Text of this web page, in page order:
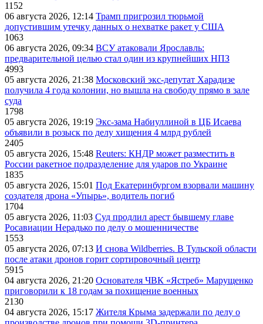
1152
06 августа 2026, 12:14 Трамп пригрозил тюрьмой
допустившим утечку данных о нехватке ракет у США
1063
06 августа 2026, 09:34 ВСУ атаковали Ярославль:
предварительной целью стал один из крупнейших НПЗ
4993
05 августа 2026, 21:38 Московский экс-депутат Харадизе
получила 4 года колонии, но вышла на свободу прямо в зале
суда
1798
05 августа 2026, 19:19 Экс-зама Набиуллиной в ЦБ Исаева
объявили в розыск по делу хищения 4 млрд рублей
2405
05 августа 2026, 15:48 Reuters: КНДР может разместить в
России ракетное подразделение для ударов по Украине
1835
05 августа 2026, 15:01 Под Екатеринбургом взорвали машину
создателя дрона «Упырь», водитель погиб
1704
05 августа 2026, 11:03 Суд продлил арест бывшему главе
Росавиации Нерадько по делу о мошенничестве
1553
05 августа 2026, 07:13 И снова Wildberries. В Тульской области
после атаки дронов горит сортировочный центр
5915
04 августа 2026, 21:20 Основателя ЧВК «Ястреб» Марущенко
приговорили к 18 годам за похищение военных
2130
04 августа 2026, 15:17 Жителя Крыма задержали по делу о